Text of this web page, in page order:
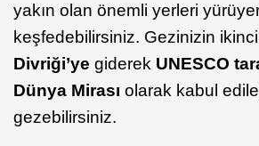
yakın olan önemli yerleri
keşfedebilirsiniz. Gezinizin
Divriği’ye giderek UNESCO
Dünya Mirası olarak kabul
gezebilirsiniz.